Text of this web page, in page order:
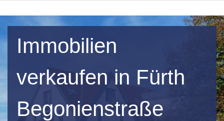
Immobilien
verkaufen in Fürth
Begonienstraße